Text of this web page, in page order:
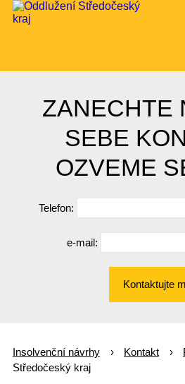
ZANECHTE
SEBE
OZVEME
Telefon:
e-mail:
Kontaktujte
Insolvenční návrhy Kontakt
Středočeský kraj